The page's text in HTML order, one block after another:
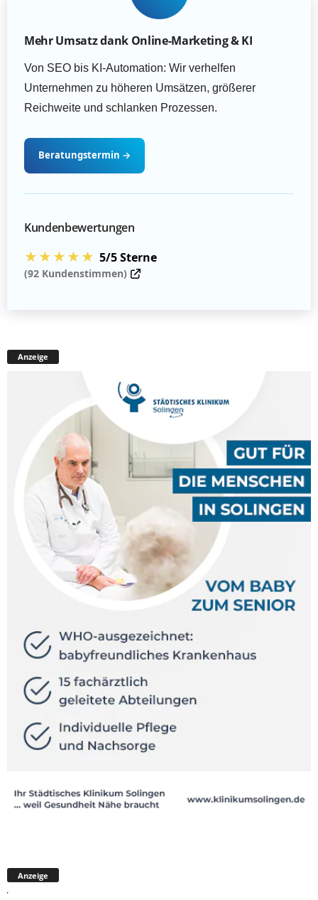
Mehr Umsatz dank Online-Marketing & KI
Von SEO bis KI-Automation: Wir verhelfen
Unternehmen zu höheren Umsätzen, größerer
Reichweite und schlanken Prozessen.
Beratungstermin →
Kundenbewertungen
★★★★★ 5/5 Sterne
(92 Kundenstimmen)
Anzeige
Anzeige